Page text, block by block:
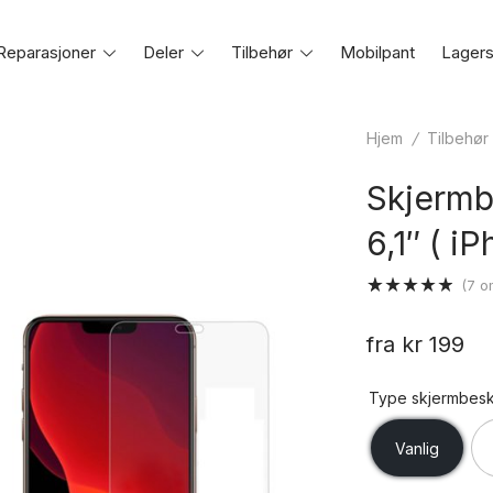
ToggleDeler
ToggleTilbehør
ToggleMobilpant
Hjem / Tilbehør
6,1″ (
basert på
(7
fra kr199
Type
Vanlig